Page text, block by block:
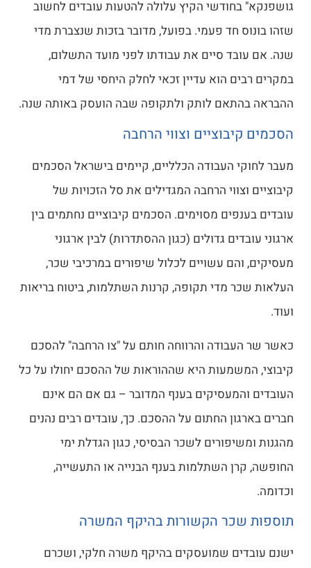
גושפנקא" בחודשי הקיץ עלולה להטעות עובדים לחשוב
שזהו בונוס חד פעמי. בפועל, מדובר בזכות שנצברת מדי
שנה. אם עובד סיים את עבודתו לפני מועד התשלום,
במקרים רבים הוא עדיין זכאי לחלק היחסי של דמי
ההבראה בהתאם לותק ולתקופה שבה הועסק באותה שנה.
הסכמים קיבוציים וצווי הרחבה
מעבר לחוקי העבודה הכלליים, קיימים בישראל הסכמים
קיבוציים וצווי הרחבה המגדילים את סל הזכויות של
עובדים בענפים מסוימים. הסכמים קיבוציים נחתמים בין
ארגוני עובדים גדולים (כגון ההסתדרות) לבין ארגוני
מעסיקים, והם עשויים לכלול שיפורים במרכיבי שכר,
העלאות שכר מדי תקופה, קרנות השתלמות, ביטוח בריאות
ועוד.
כאשר שר העבודה והרווחה חותם על "צו הרחבה" להסכם
קיבוצי, המשמעות היא שההוראות של ההסכם יחולו על כל
העובדים והמעסיקים בענף המדובר – גם אם הם אינם
חברים בארגון החתום על ההסכם. כך, עובדים רבים נהנים
מהגנות ומשיפורים לשכר הבסיסי, כגון הגדלת ימי
החופשה, קרן השתלמות בענף הבנייה או התעשייה,
וכדומה.
תוספות שכר הקשורות בהיקף המשרה
ישנם עובדים שמועסקים בהיקף משרה חלקי, ושכרם